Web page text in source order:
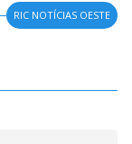
RIC NOTÍCIAS OESTE